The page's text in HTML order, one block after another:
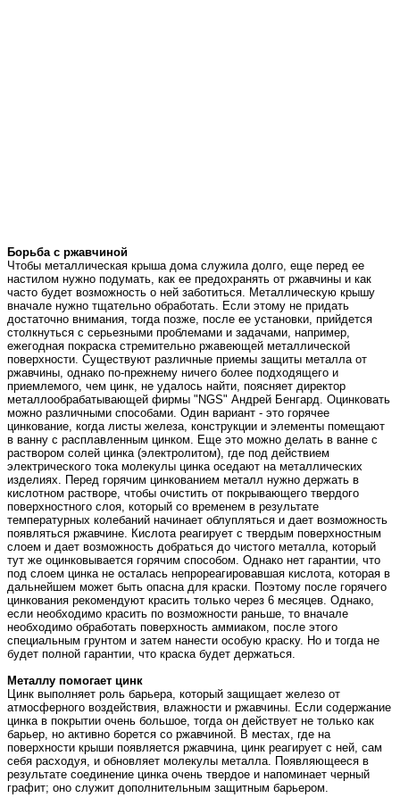
Борьба с ржавчиной
Чтобы металлическая крыша дома служила долго, еще перед ее
настилом нужно подумать, как ее предохранять от ржавчины и как
часто будет возможность о ней заботиться. Металлическую крышу
вначале нужно тщательно обработать. Если этому не придать
достаточно внимания, тогда позже, после ее установки, прийдется
столкнуться с серьезными проблемами и задачами, например,
ежегодная покраска стремительно ржавеющей металлической
поверхности. Существуют различные приемы защиты металла от
ржавчины, однако по-прежнему ничего более подходящего и
приемлемого, чем цинк, не удалось найти, поясняет директор
металлообрабатывающей фирмы "NGS" Андрей Бенгард. Оцинковать
можно различными способами. Один вариант - это горячее
цинкование, когда листы железа, конструкции и элементы помещают
в ванну с расплавленным цинком. Еще это можно делать в ванне с
раствором солей цинка (электролитом), где под действием
электрического тока молекулы цинка оседают на металлических
изделиях. Перед горячим цинкованием металл нужно держать в
кислотном растворе, чтобы очистить от покрывающего твердого
поверхностного слоя, который со временем в результате
температурных колебаний начинает облупляться и дает возможность
появляться ржавчине. Кислота реагирует с твердым поверхностным
слоем и дает возможность добраться до чистого металла, который
тут же оцинковывается горячим способом. Однако нет гарантии, что
под слоем цинка не осталась непрореагировавшая кислота, которая в
дальнейшем может быть опасна для краски. Поэтому после горячего
цинкования рекомендуют красить только через 6 месяцев. Однако,
если необходимо красить по возможности раньше, то вначале
необходимо обработать поверхность аммиаком, после этого
специальным грунтом и затем нанести особую краску. Но и тогда не
будет полной гарантии, что краска будет держаться.
Металлу помогает цинк
Цинк выполняет роль барьера, который защищает железо от
атмосферного воздействия, влажности и ржавчины. Если содержание
цинка в покрытии очень большое, тогда он действует не только как
барьер, но активно борется со ржавчиной. В местах, где на
поверхности крыши появляется ржавчина, цинк реагирует с ней, сам
себя расходуя, и обновляет молекулы металла. Появляющееся в
результате соединение цинка очень твердое и напоминает черный
графит; оно служит дополнительным защитным барьером.